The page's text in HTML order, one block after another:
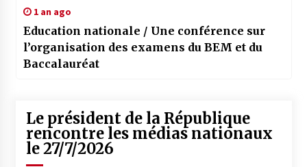
1 an ago
Education nationale / Une conférence sur
l’organisation des examens du BEM et du
Baccalauréat
Le président de la République
rencontre les médias nationaux
le 27/7/2026